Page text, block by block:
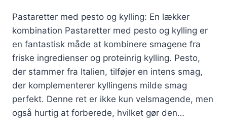
Pastaretter med pesto og kylling: En lækker
kombination Pastaretter med pesto og kylling er
en fantastisk måde at kombinere smagene fra
friske ingredienser og proteinrig kylling. Pesto,
der stammer fra Italien, tilføjer en intens smag,
der komplementerer kyllingens milde smag
perfekt. Denne ret er ikke kun velsmagende, men
også hurtig at forberede, hvilket gør den…